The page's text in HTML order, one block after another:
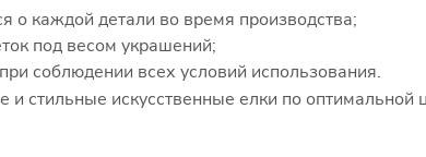
о каждой детали во время производства;
под весом украшений;
соблюдении всех условий использования.
и стильные искусственные елки по оптимальной